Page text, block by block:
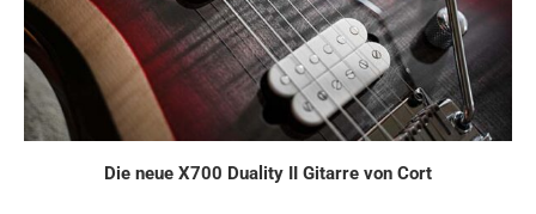
Die neue X700 Duality II Gitarre von Cort